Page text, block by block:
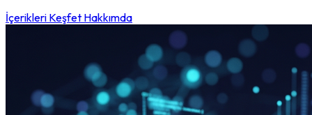
İçerikleri Keşfet Hakkımda